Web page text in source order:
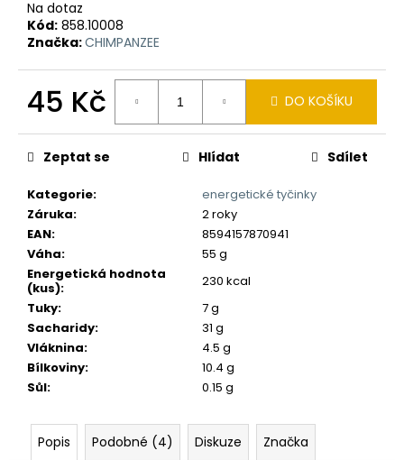
Na dotaz
Kód: 858.10008
Značka:CHIMPANZEE
45 Kč
cena:
DO KOŠÍKU
Kategorie:
energetické tyčinky
Záruka:
2 roky
EAN:
8594157870941
Váha:
55 g
Energetická hodnota
(kus):
230 kcal
Tuky:
7 g
Sacharidy:
31 g
Vláknina:
4.5 g
Bílkoviny:
10.4 g
Sůl: 0.15 g
Zeptat se Hlídat Sdílet
Popis Podobné (4) Diskuze Značka
D
o
o
r
u
u
e
m
e